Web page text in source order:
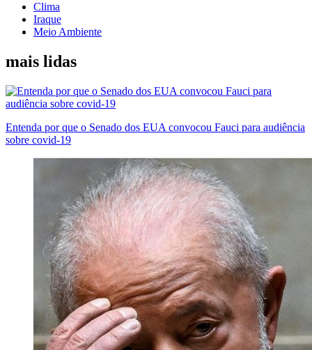
Clima
Iraque
Meio Ambiente
mais lidas
Entenda por que o Senado dos EUA convocou Fauci para audiência
sobre covid-19